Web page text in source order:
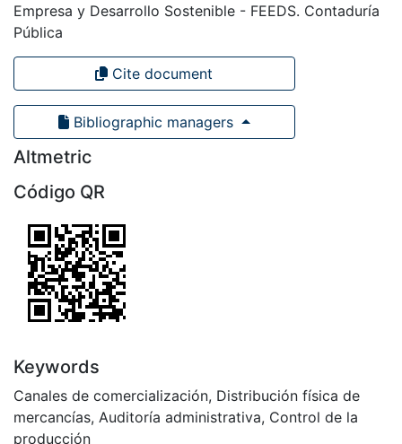
Empresa y Desarrollo Sostenible - FEEDS. Contaduría
Pública
Cite document
Bibliographic managers
Altmetric
Código QR
Keywords
Canales de comercialización, Distribución física de
mercancías, Auditoría administrativa, Control de la
producción